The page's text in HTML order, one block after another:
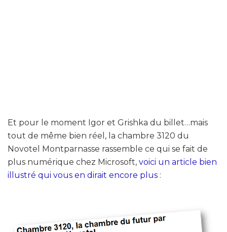
Et pour le moment Igor et Grishka du billet…mais
tout de même bien réel, la chambre 3120 du
Novotel Montparnasse rassemble ce qui se fait de
plus numérique chez Microsoft, voici un article bien
illustré qui vous en dirait encore plus :